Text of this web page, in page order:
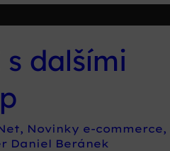
dalšími
, Novinky e-commerce,
Daniel Beránek